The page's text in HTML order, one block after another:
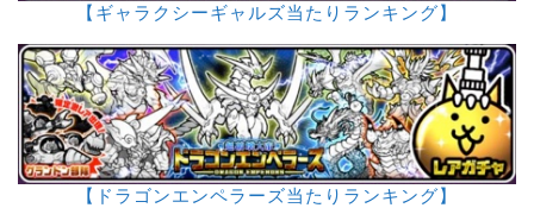
【ギャラクシーギャルズ当たりランキング】
【ドラゴンエンペラーズ当たりランキング】